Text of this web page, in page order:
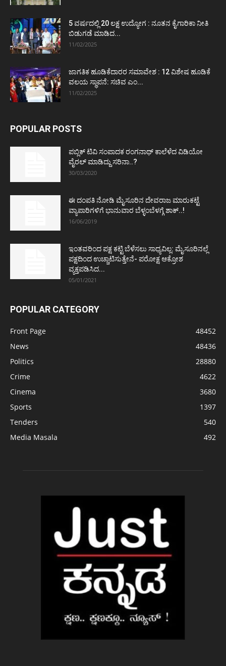
5 ವರ್ಷದಲ್ಲಿ 20 ಲಕ್ಷ ಉದ್ಯೋಗ : ನೂತನ ಕೈಗಾರಿಕಾ ನೀತಿ
ಬಿಡುಗಡೆ ಮಾಡಿದ...
11/02/2025
ಜಾಗತಿಕ ಹೂಡಿಕೆದಾರರ ಸಮಾವೇಶ : 12 ವಿಶೇಷ ಹೂಡಿಕೆ
ವಲಯ ಸ್ಥಾಪನೆ: ಸಚಿವ ಎಂ...
11/02/2025
POPULAR POSTS
ಪಬ್ಲಿಕ್ ಟಿವಿ ಸಂಪಾದಕ ರಂಗನಾಥ್ ಕಾಲೆಳೆದ ವಿಡಿಯೋ
ವೈರಲ್ ಮಾಡಿದ್ದು ಸರಿನಾ..?
30/03/2020
ಈ ದಂಪತಿ ನೋಡಿ ಮೈಸೂರಿನ ದೇವರಾಜ ಮಾರುಕಟ್ಟೆ
ವ್ಯಾಪಾರಿಗಳಿಗೆ ಭಾನುವಾರ ಬೆಳ್ಳಂಬೆಳಗ್ಗೆ ಶಾಕ್..!
16/06/2019
ಇಂತವರಿಂದ ಪಕ್ಷ ಕಟ್ಟಿ ಬೆಳೆಸಲು ಸಾಧ್ಯವಿಲ್ಲ: ಮೈಸೂರಿನಲ್ಲೆ
ಪಕ್ಷದಿಂದ ಉಚ್ಚಾಟಿಸುತ್ತೇನೆ- ಪರೋಕ್ಷ ಆಕ್ರೋಶ
ವ್ಯಕ್ತಪಡಿಸಿದ...
05/01/2021
POPULAR CATEGORY
Front Page
48452
News
48436
Politics
28880
Crime
4622
Cinema
3680
Sports
1397
Tenders
540
Media Masala
492